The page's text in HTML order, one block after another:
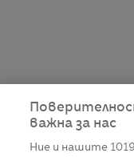
важна за нас
Ние и нашите 1019